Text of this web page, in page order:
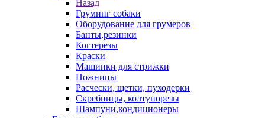
Назад
Груминг собаки
Оборудование для грумеров
Банты,резинки
Когтерезы
Краски
Машинки для стрижки
Ножницы
Расчески, щетки, пуходерки
Скребницы, колтунорезы
Шампуни,кондиционеры